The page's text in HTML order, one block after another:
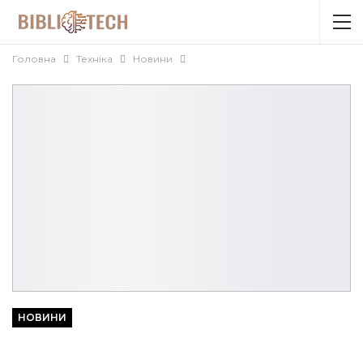
Головна Техніка Новини
НОВИНИ